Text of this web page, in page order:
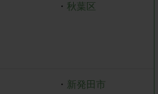
・ 秋葉区
・ 新発田市